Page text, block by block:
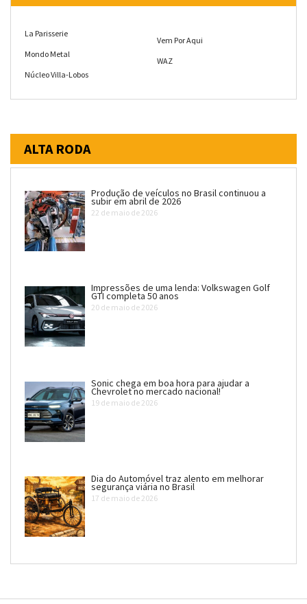
La Parisserie
Mondo Metal
Núcleo Villa-Lobos
Vem Por Aqui
WAZ
ALTA RODA
Produção de veículos no Brasil continuou a
subir em abril de 2026
22 de maio de 2026
Impressões de uma lenda: Volkswagen Golf
GTI completa 50 anos
20 de maio de 2026
Sonic chega em boa hora para ajudar a
Chevrolet no mercado nacional!
19 de maio de 2026
Dia do Automóvel traz alento em melhorar
segurança viária no Brasil
17 de maio de 2026